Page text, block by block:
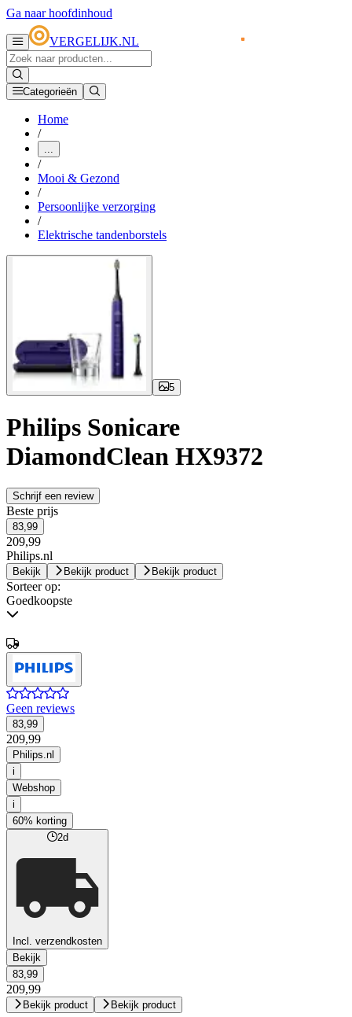
Ga naar hoofdinhoud
VERGELIJK.NL
Categorieën
Home
/
...
/
Mooi & Gezond
/
Persoonlijke verzorging
/
Elektrische tandenborstels
5
Philips Sonicare
DiamondClean HX9372
Schrijf een review
Beste prijs
83,99
209,99
Philips.nl
Bekijk Bekijk product Bekijk product
Sorteer op:
Goedkoopste
Geen reviews
83,99
209,99
Philips.nl
i
Webshop
i
60% korting
2d
Incl. verzendkosten
Bekijk
83,99
209,99
Bekijk product Bekijk product